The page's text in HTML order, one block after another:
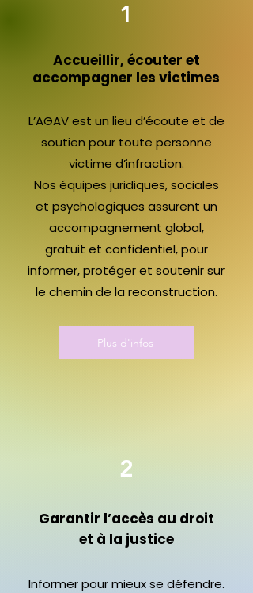
1
Accueillir, écouter et
accompagner les victimes
L’AGAV est un lieu d’écoute et de
soutien pour toute personne
victime d’infraction.
Nos équipes juridiques, sociales
et psychologiques assurent un
accompagnement global,
gratuit et confidentiel, pour
informer, protéger et soutenir sur
le chemin de la reconstruction.
Plus d'infos
2
Garantir l’accès au droit
et à la justice
Informer pour mieux se défendre.